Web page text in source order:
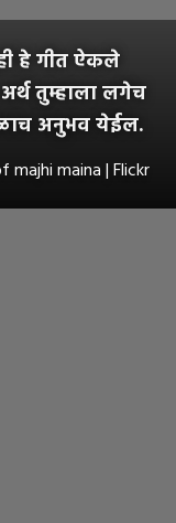
हे गीत ऐकले
तुम्हाला लगेच
अनुभव येईल.
majhi maina | Flickr